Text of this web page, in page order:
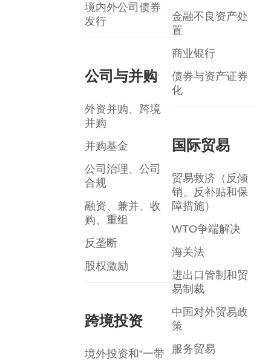
境内外公司债券
发行
金融不良资产处
置
商业银行
债券与资产证券
化
公司与并购
外资并购、跨境
并购
并购基金
公司治理、公司
合规
融资、兼并、收
购、重组
反垄断
股权激励
国际贸易
贸易救济（反倾
销、反补贴和保
障措施）
WTO争端解决
海关法
进出口管制和贸
易制裁
中国对外贸易政
策
服务贸易
跨境投资
境外投资和“一带